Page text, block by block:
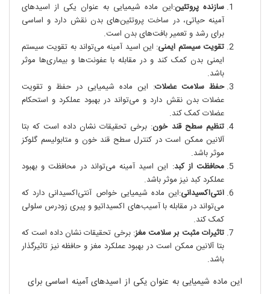
سازنده پروتئین:این ماده شیمیایی به عنوان یکی از اسید‌های
آمینه حیاتی، در ساخت پروتئین‌های بدن نقش دارد و اساسی
برای رشد و تعمیر بافت‌های بدن است.
تقویت سیستم ایمنی: این اسید آمینه می‌تواند به تقویت سیستم
ایمنی بدن کمک کند و در مقابله با عفونت‌ها و بیماری‌ها موثر
باشد.
حفظ سلامت عضلات: این ماده شیمیایی در حفظ و تقویت
عضلات بدن نقش دارد و می‌تواند در بهبود عملکرد و استحکام
عضلات کمک کند.
تنظیم سطح قند خون: برخی تحقیقات نشان داده است که بتا
آلانین ممکن است در کنترل سطح قند خون و متابولیسم گلوکز
موثر باشد.
محافظت از کبد: این اسید آمینه می‌تواند در محافظت و بهبود
عملکرد کبد نیز موثر باشد.
آنتی‌اکسیدانی:این ماده شیمیایی خواص آنتی‌اکسیدانی دارد که
می‌تواند در مقابله با آسیب‌های اکسیداتیو و پیری زودرس سلولی
کمک کند.
تاثیرات مثبت بر سلامت مغز: برخی تحقیقات نشان داده است که
بتا آلانین ممکن است در بهبود عملکرد مغز و حافظه نیز تاثیرگذار
باشد.
این ماده شیمیایی به عنوان یکی از اسید‌های آمینه اساسی برای